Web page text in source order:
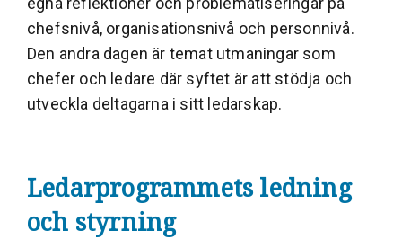
chefsnivå, organisationsnivå och personnivå.
Den andra dagen är temat utmaningar som
chefer och ledare där syftet är att stödja och
utveckla deltagarna i sitt ledarskap.
Ledarprogrammets ledning
och styrning